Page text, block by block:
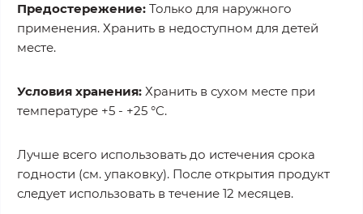
Предостережение: Только для наружного
применения. Хранить в недоступном для детей
месте.
Условия хранения: Хранить в сухом месте при
температуре +5 - +25 °C.
Лучше всего использовать до истечения срока
годности (см. упаковку). После открытия продукт
следует использовать в течение 12 месяцев.